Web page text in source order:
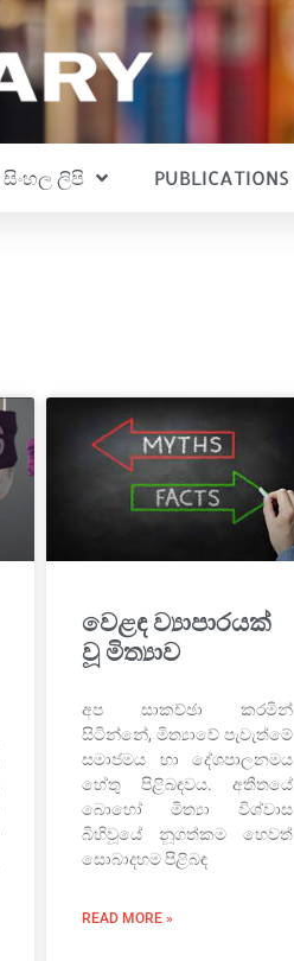
සිංහල ලිපි PUBLICATIONS
වෙළඳ ව්‍යාපාරයක්
වූ මිත්‍යාව
අප සාකච්ඡා කරමින්
සිටින්නේ, මිත්‍යාවේ පැවැත්මේ
සමාජමය හා දේශපාලනමය
හේතු පිළිබඳවය. අතීතයේ
බොහෝ මිත්‍යා විශ්වාස
බිහිවූයේ නූගත්කම හෙවත්
සොබාදහම පිළිබඳ
READ MORE »